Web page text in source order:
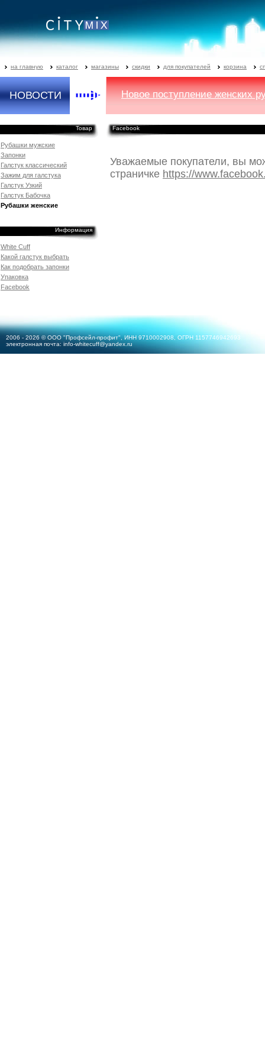
на главную каталог магазины скидки для покупателей корзина
НОВОСТИ Новое поступление женских
Товар
Рубашки мужские
Запонки
Галстук классический
Зажим для галстука
Галстук Узкий
Галстук Бабочка
Рубашки женские
Информация
White Cuff
Какой галстук выбрать
Как подобрать запонки
Упаковка
Facebook
Facebook
Уважаемые покупатели, вы
страничке https://
2006 - 2026 © ООО "Профсейл-профит", ИНН 9710002908, ОГРН 1157746942693
электронная почта: info-whitecuff@yandex.ru